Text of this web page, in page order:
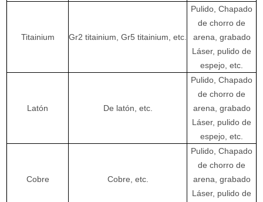
Titainium Gr2 titainium, Gr5 titainium, etc.
Pulido, Chapado
de chorro de
arena, grabado
Láser, pulido de
espejo, etc.
Latón De latón, etc.
Pulido, Chapado
de chorro de
arena, grabado
Láser, pulido de
espejo, etc.
Cobre Cobre, etc.
Pulido, Chapado
de chorro de
arena, grabado
Láser, pulido de